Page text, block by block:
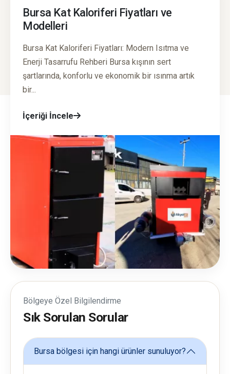
Bursa Kat Kaloriferi Fiyatları ve
Modelleri
Bursa Kat Kaloriferi Fiyatları: Modern Isıtma ve
Enerji Tasarrufu Rehberi Bursa kışının sert
şartlarında, konforlu ve ekonomik bir ısınma artık
bir...
İçeriği İncele
Bölgeye Özel Bilgilendirme
Sık Sorulan Sorular
Bursa bölgesi için hangi ürünler sunuluyor?